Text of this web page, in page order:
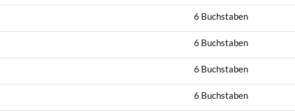
6 Buchstaben
6 Buchstaben
6 Buchstaben
6 Buchstaben